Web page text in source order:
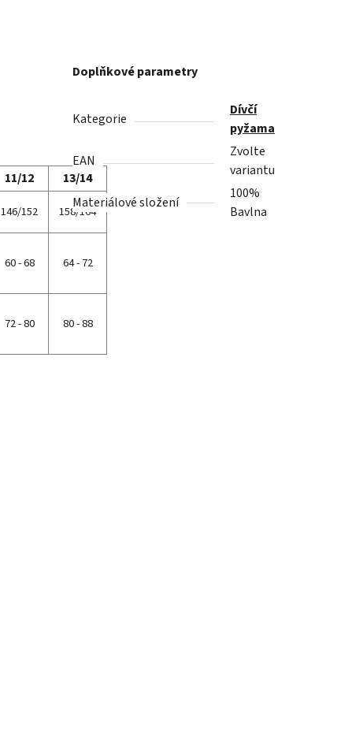
11/12 13/14
146/152
158/164
60 - 68 64 - 72
72 - 80 80 - 88
Doplňkové parametry
Kategorie
Dívčí
pyžama
EAN
Zvolte
variantu
Materiálové složení
100%
Bavlna